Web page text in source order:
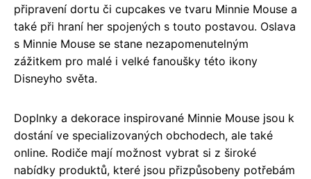
připravení dortu či cupcakes ve tvaru Minnie Mouse a
také při hraní her spojených s touto postavou. Oslava
s Minnie Mouse se stane nezapomenutelným
zážitkem pro malé i velké fanoušky této ikony
Disneyho světa.
Doplnky a dekorace inspirované Minnie Mouse jsou k
dostání ve specializovaných obchodech, ale také
online. Rodiče mají možnost vybrat si z široké
nabídky produktů, které jsou přizpůsobeny potřebám